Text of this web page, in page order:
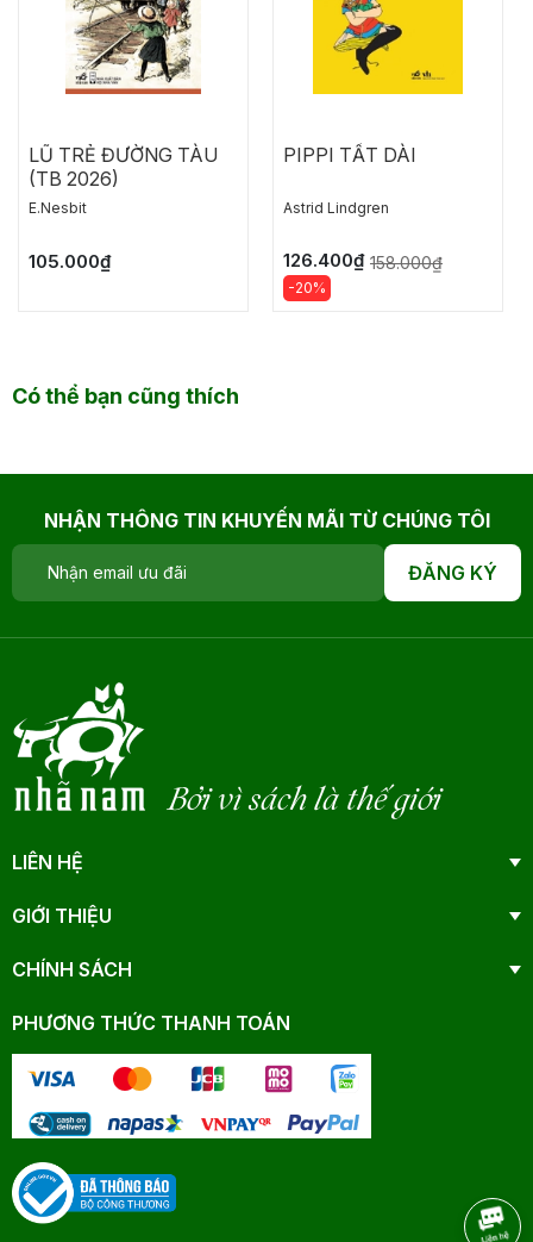
LŨ TRẺ ĐƯỜNG TÀU
(TB 2026)
E.Nesbit
105.000₫
PIPPI TẤT DÀI
Astrid Lindgren
126.400₫ 158.000₫
-20%
Có thể bạn cũng thích
NHẬN THÔNG TIN KHUYẾN MÃI TỪ CHÚNG TÔI
ĐĂNG KÝ
Bởi vì sách là thế giới
LIÊN HỆ
GIỚI THIỆU
CHÍNH SÁCH
PHƯƠNG THỨC THANH TOÁN